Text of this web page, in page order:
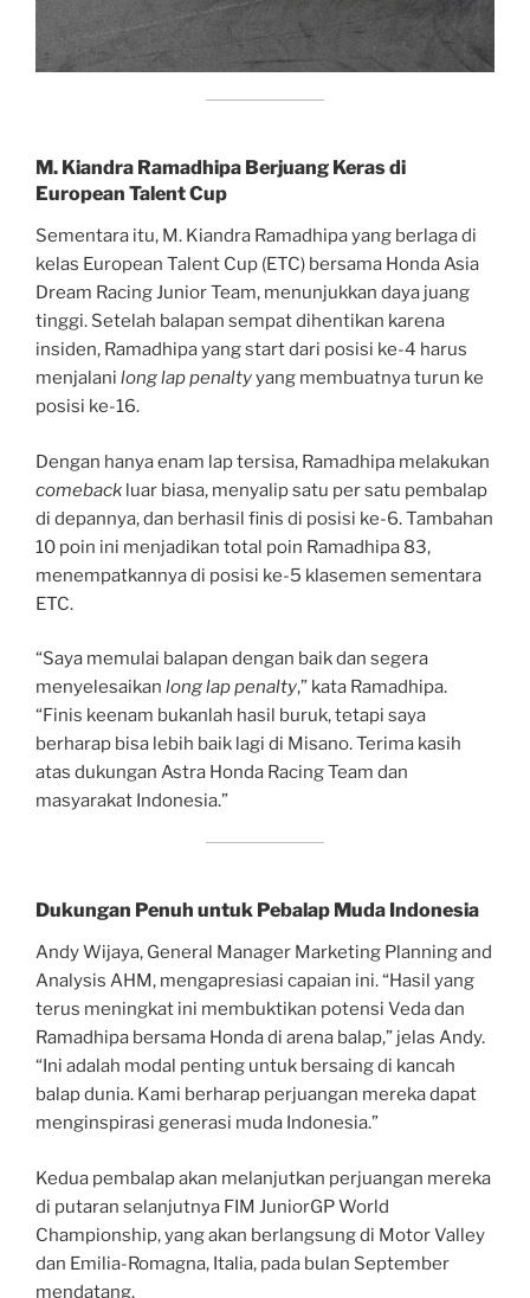
M. Kiandra Ramadhipa Berjuang Keras di
European Talent Cup
Sementara itu, M. Kiandra Ramadhipa yang berlaga di
kelas European Talent Cup (ETC) bersama Honda Asia
Dream Racing Junior Team, menunjukkan daya juang
tinggi. Setelah balapan sempat dihentikan karena
insiden, Ramadhipa yang start dari posisi ke-4 harus
menjalani long lap penaltyyang membuatnya turun ke
posisi ke-16.
Dengan hanya enam lap tersisa, Ramadhipa melakukan
comeback luar biasa, menyalip satu per satu pembalap
di depannya, dan berhasil finis di posisi ke-6. Tambahan
10 poin ini menjadikan total poin Ramadhipa 83,
menempatkannya di posisi ke-5 klasemen sementara
ETC.
“Saya memulai balapan dengan baik dan segera
menyelesaikan long lap penalty,” kata Ramadhipa.
“Finis keenam bukanlah hasil buruk, tetapi saya
berharap bisa lebih baik lagi di Misano. Terima kasih
atas dukungan Astra Honda Racing Team dan
masyarakat Indonesia.”
Dukungan Penuh untuk Pebalap Muda Indonesia
Andy Wijaya, General Manager Marketing Planning and
Analysis AHM, mengapresiasi capaian ini. “Hasil yang
terus meningkat ini membuktikan potensi Veda dan
Ramadhipa bersama Honda di arena balap,” jelas Andy.
“Ini adalah modal penting untuk bersaing di kancah
balap dunia. Kami berharap perjuangan mereka dapat
menginspirasi generasi muda Indonesia.”
Kedua pembalap akan melanjutkan perjuangan mereka
di putaran selanjutnya FIM JuniorGP World
Championship, yang akan berlangsung di Motor Valley
dan Emilia-Romagna, Italia, pada bulan September
mendatang.